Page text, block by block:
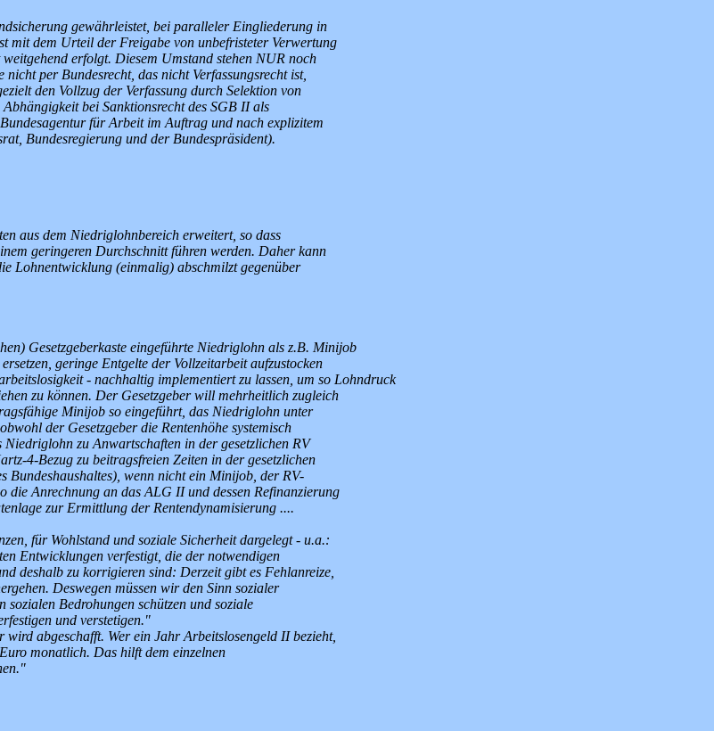
gewährleistet, bei paralleler Eingliederung in
mit dem Urteil der Freigabe von unbefristeter Verwertung
erfolgt. Diesem Umstand stehen NUR noch
per Bundesrecht, das nicht Verfassungsrecht ist,
den Vollzug der Verfassung durch Selektion von
bei Sanktionsrecht des SGB II als
für Arbeit im Auftrag und nach explizitem
Bundesregierung und der Bundespräsident).
aus dem Niedriglohnbereich erweitert, so dass
geringeren Durchschnitt führen werden. Daher kann
Lohnentwicklung (einmalig) abschmilzt gegenüber
Gesetzgeberkaste eingeführte Niedriglohn als z.B. Minijob
geringe Entgelte der Vollzeitarbeit aufzustocken
- nachhaltig implementiert zu lassen, um so Lohndruck
zu können. Der Gesetzgeber will mehrheitlich zugleich
Minijob so eingeführt, das Niedriglohn unter
der Gesetzgeber die Rentenhöhe systemisch
zu Anwartschaften in der gesetzlichen RV
4-Bezug zu beitragsfreien Zeiten in der gesetzlichen
Bundeshaushaltes), wenn nicht ein Minijob, der RV-
Anrechnung an das ALG II und dessen Refinanzierung
zur Ermittlung der Rentendynamisierung ....
für Wohlstand und soziale Sicherheit dargelegt - u.a.:
Entwicklungen verfestigt, die der notwendigen
deshalb zu korrigieren sind: Derzeit gibt es Fehlanreize,
Deswegen müssen wir den Sinn sozialer
Bedrohungen schützen und soziale
und verstetigen."
abgeschafft. Wer ein Jahr Arbeitslosengeld II bezieht,
monatlich. Das hilft dem einzelnen